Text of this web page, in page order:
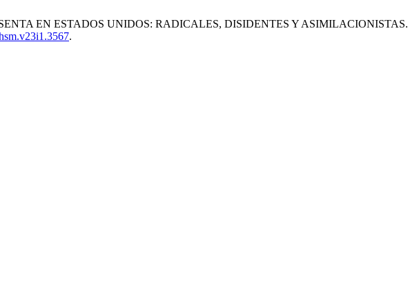
EN ESTADOS UNIDOS: RADICALES, DISIDENTES Y ASIMILACIONISTAS.
.